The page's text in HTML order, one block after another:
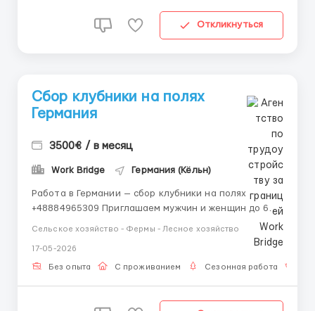
Откликнуться
Сбор клубники на полях
Германия
3500€ / в месяц
Work Bridge Германия (Кёльн)
Работа в Германии — сбор клубники на полях
+48884965309 Приглашаем мужчин и женщин до 60
предоставляется бесплатно - Работа в Германии
(сезонная занятость) Условия: • Простая работа,
Сельское хозяйство - Фермы - Лесное хозяйство
17-05-2026
Без опыта С проживанием Сезонная работа